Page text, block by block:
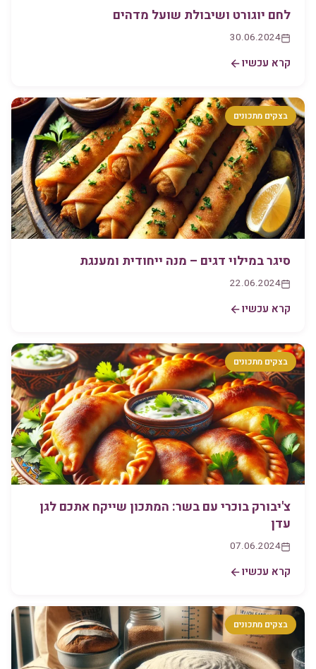
לחם יוגורט ושיבולת שועל מדהים
30.06.2024
קרא עכשיו
בצקים מתכונים
סיגר במילוי דגים – מנה ייחודית ומענגת
22.06.2024
קרא עכשיו
בצקים מתכונים
צ'יבורק בוכרי עם בשר: המתכון שייקח אתכם לגן
עדן
07.06.2024
קרא עכשיו
בצקים מתכונים